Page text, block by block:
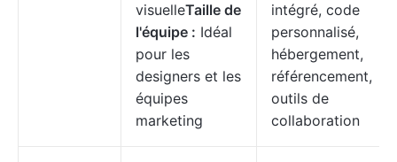
visuelleTaille de
l'équipe : Idéal
pour les
designers et les
équipes
marketing
intégré, code
personnalisé,
hébergement,
référencement,
outils de
collaboration